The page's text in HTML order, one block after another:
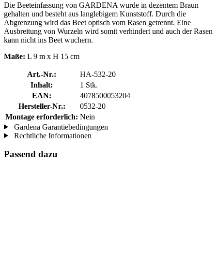
Die Beeteinfassung von GARDENA wurde in dezentem Braun
gehalten und besteht aus langlebigem Kunststoff. Durch die
Abgrenzung wird das Beet optisch vom Rasen getrennt. Eine
Ausbreitung von Wurzeln wird somit verhindert und auch der Rasen
kann nicht ins Beet wuchern.
Maße: L 9 m x H 15 cm
Art.-Nr.:
HA-532-20
Inhalt:
1 Stk.
EAN:
4078500053204
Hersteller-Nr.:
0532-20
Montage erforderlich: Nein
Gardena Garantiebedingungen
Rechtliche Informationen
Passend dazu